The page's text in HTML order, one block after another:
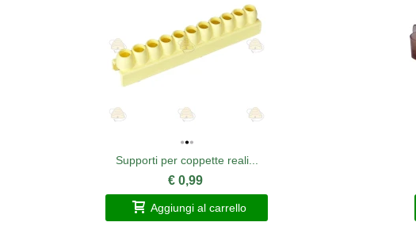
Supporti per coppette reali...
€ 0,99
Aggiungi al carrello